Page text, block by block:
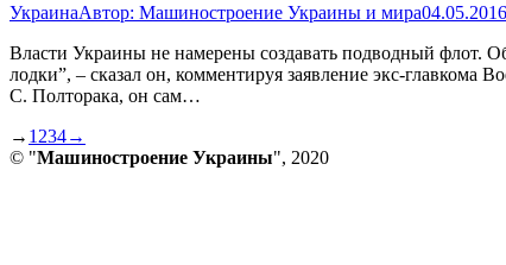
УкраинаАвтор: Машиностроение Украины и мира04.05.2016
Власти Украины не намерены создавать подводный флот.
лодки”, – сказал он, комментируя заявление экс-
С. Полторака, он сам…
→ 1 234→
© "Машиностроение Украины", 2020